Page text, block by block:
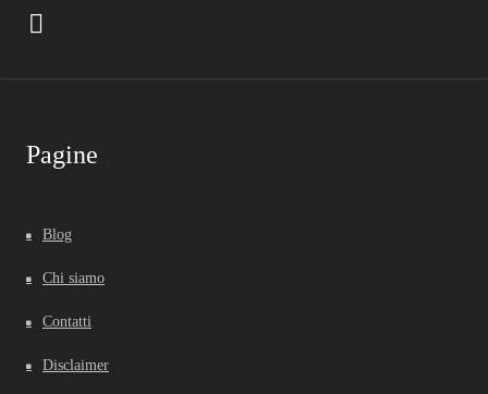
Pagine
Blog
Chi siamo
Contatti
Disclaimer